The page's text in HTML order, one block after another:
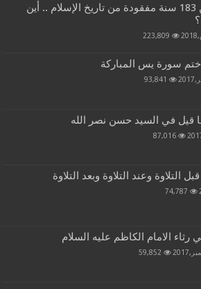
اكثر من 183 سنة مفقودة من تاريخ الإسلام .. أين
223,809
سورة يس المباركة
93,841
قيل في السيد حسن نصر الله
87,016
التلاوة وعند التلاوة وبعد التلاوة
74,787
رثاء الامام الكاظم عليه السلام
59,852